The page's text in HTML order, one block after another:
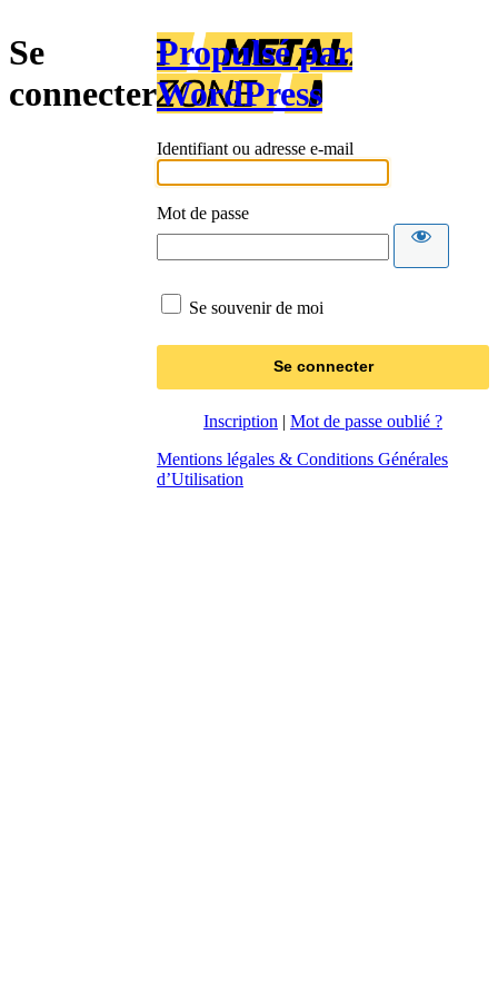
Se
connecter
Propulsé par
WordPress
Identifiant ou adresse e-mail
Mot de passe
Se souvenir de moi
Inscription | Mot de passe oublié ?
Mentions légales & Conditions Générales
d’Utilisation